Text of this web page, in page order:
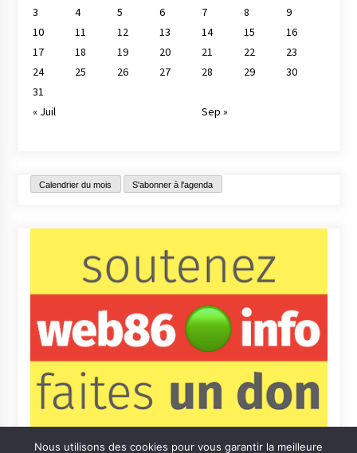
3
4 5 6 7 8
9
10
11 12 13 14 15
16
17
18 19 20 21 22
23
24
25 26 27 28 29
30
31
« Juil
Sep »
Calendrier du mois S'abonner à l'agenda
Nous utilisons des cookies pour vous garantir la meilleure